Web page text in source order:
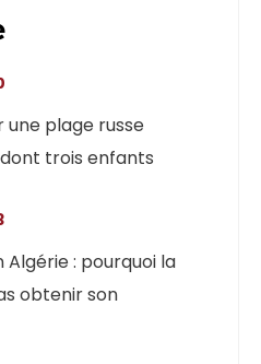
une plage russe
trois enfants
: pourquoi la
obtenir son